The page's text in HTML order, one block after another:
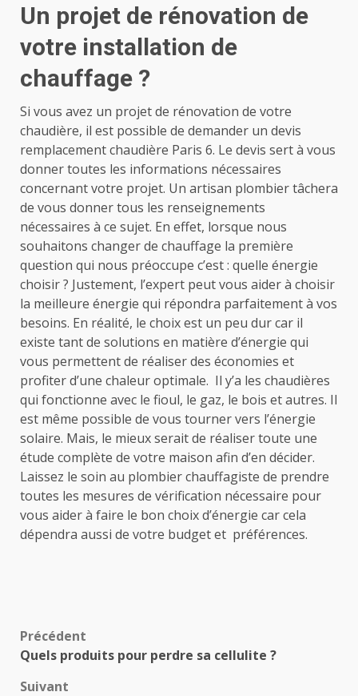
Un projet de rénovation de
votre installation de
chauffage ?
Si vous avez un projet de rénovation de votre
chaudière, il est possible de demander un devis
remplacement chaudière Paris 6. Le devis sert à vous
donner toutes les informations nécessaires
concernant votre projet. Un artisan plombier tâchera
de vous donner tous les renseignements
nécessaires à ce sujet. En effet, lorsque nous
souhaitons changer de chauffage la première
question qui nous préoccupe c’est : quelle énergie
choisir ? Justement, l’expert peut vous aider à choisir
la meilleure énergie qui répondra parfaitement à vos
besoins. En réalité, le choix est un peu dur car il
existe tant de solutions en matière d’énergie qui
vous permettent de réaliser des économies et
profiter d’une chaleur optimale. Il y’a les chaudières
qui fonctionne avec le fioul, le gaz, le bois et autres. Il
est même possible de vous tourner vers l’énergie
solaire. Mais, le mieux serait de réaliser toute une
étude complète de votre maison afin d’en décider.
Laissez le soin au plombier chauffagiste de prendre
toutes les mesures de vérification nécessaire pour
vous aider à faire le bon choix d’énergie car cela
dépendra aussi de votre budget et préférences.
Navigation
d’article
Précédent
Quels produits pour perdre sa cellulite ?
Suivant